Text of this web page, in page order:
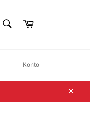
Warenkorb
Konto